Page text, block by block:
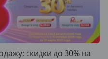
скидки до 30% на